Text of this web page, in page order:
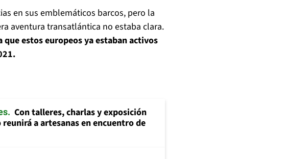
en sus emblemáticos barcos, pero la
aventura transatlántica no estaba clara.
estos europeos ya estaban activos
Con talleres, charlas y exposición
a artesanas en encuentro de